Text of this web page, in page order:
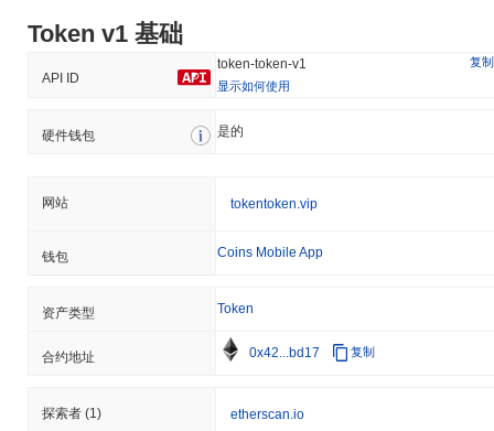
Token v1 基础
API ID
token-token-v1
复制
显示如何使用
硬件钱包 是的
网站 tokentoken.vip
钱包 Coins Mobile App
资产类型 Token
合约地址 0x42...bd17 复制
探索者 (1) etherscan.io